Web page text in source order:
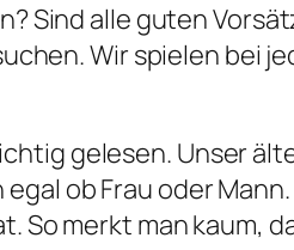
Sind alle guten
Wir spielen bei
gelesen. Unser
ob Frau oder
So merkt man kaum,